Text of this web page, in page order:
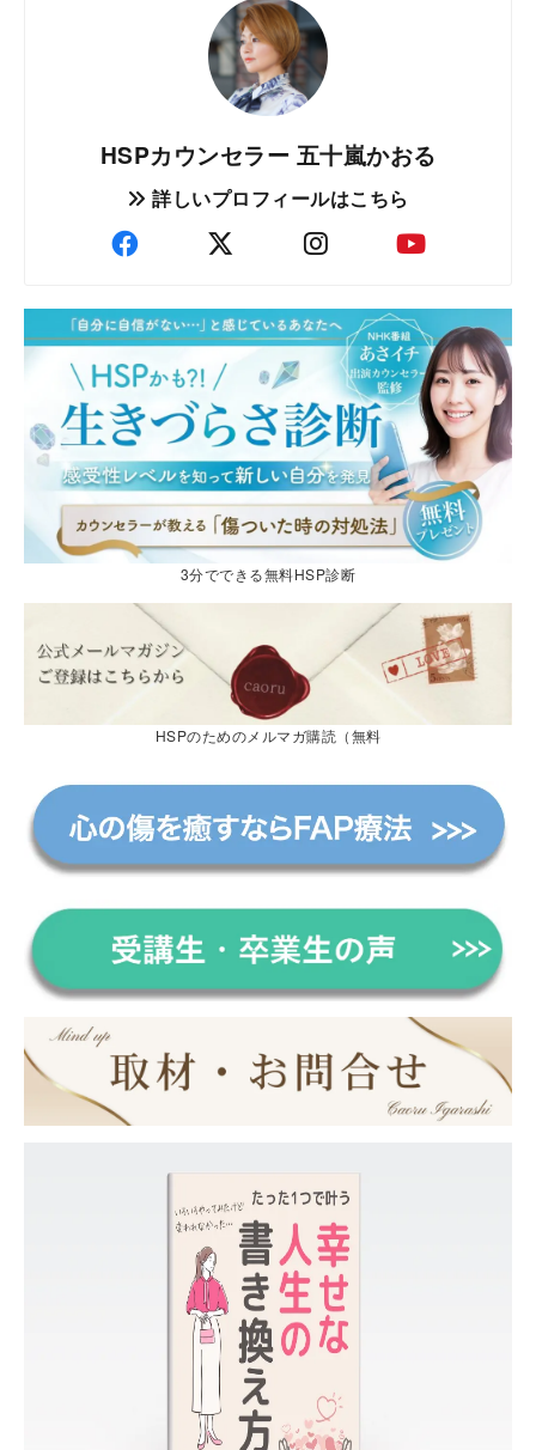
HSPカウンセラー 五十嵐かおる
詳しいプロフィールはこちら
3分でできる無料HSP診断
HSPのためのメルマガ購読（無料